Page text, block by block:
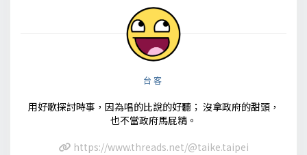
台客
用好歌探討時事，因為唱的比說的好聽； 沒拿政府的甜頭，
也不當政府馬屁精。
https://www.threads.net/@taike.taipei